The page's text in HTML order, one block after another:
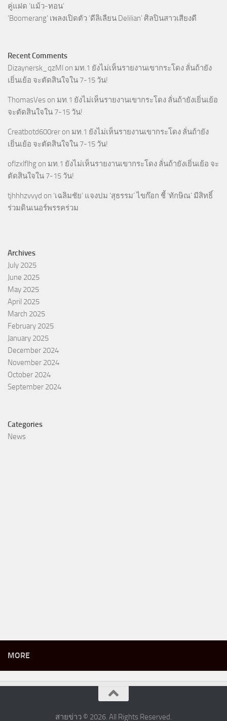
คู่แฝด ‘แม้ว-ทอน’
‘Boomerang’ เพลงเปิดตัว ‘ดีลิเลียน Delilian’ ศิลปินสาวเสียงดี
Recent Comments
Dizaynersk_qzMl on มท.1 ยังไม่เห็นรายงานเขากระโดง ลั่นถ้ายัง
เยิ่นเย้อ จะตัดสินใจใน 7-15 วัน!
ThomasVes on มท.1 ยังไม่เห็นรายงานเขากระโดง ลั่นถ้ายังเยิ่นเย้อ
จะตัดสินใจใน 7-15 วัน!
Creatbotd600rer on มท.1 ยังไม่เห็นรายงานเขากระโดง ลั่นถ้ายัง
เยิ่นเย้อ จะตัดสินใจใน 7-15 วัน!
oflzxlflhg on มท.1 ยังไม่เห็นรายงานเขากระโดง ลั่นถ้ายังเยิ่นเย้อ จะ
ตัดสินใจใน 7-15 วัน!
tjhhhzvvyd on ‘เฉลิมชัย’ แจงปม ‘สุธรรม’ ไขก๊อก ชี้ ‘ทักษิณ’ มีสิทธิ์
ร่วมดินเนอร์พรรคร่วม
Archives
July 2025
June 2025
May 2025
April 2025
March 2025
February 2025
January 2025
December 2024
November 2024
October 2024
September 2024
Categories
News
MORE
สายข่าว © 2026. All Rights Reserved.